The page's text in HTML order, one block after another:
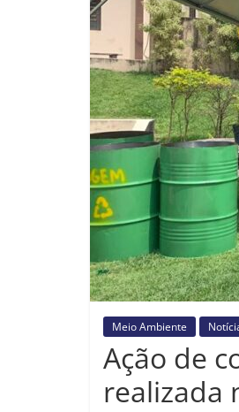
Meio Ambiente
Ação de
realizada